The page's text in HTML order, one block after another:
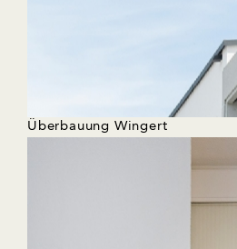
Überbauung Wingert